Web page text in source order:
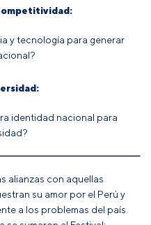
y tecnología para generar
identidad nacional para
alianzas con aquellas
su amor por el Perú y
a los problemas del país.